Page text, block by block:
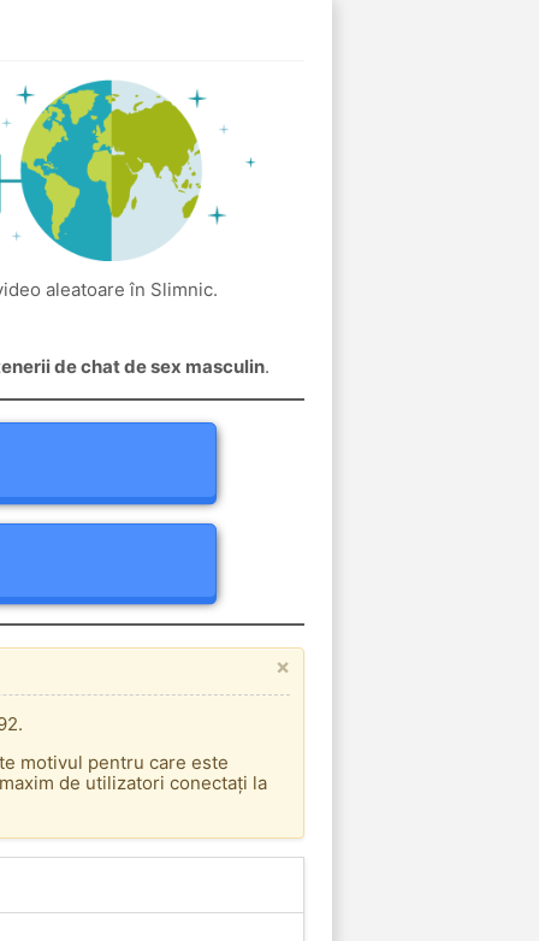
aleatoare în Slimnic.
de chat de sex masculin.
×
motivul pentru care este
de utilizatori conectați la